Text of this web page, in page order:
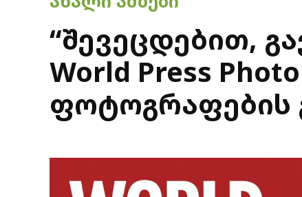
“შევეცდებით,
World Press
ფოტოგრაფების